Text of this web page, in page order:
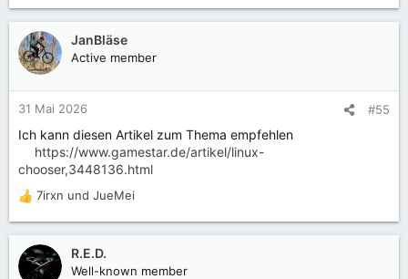
JanBläse
Active member
31 Mai 2026 #55
Ich kann diesen Artikel zum Thema empfehlen
https://www.gamestar.de/artikel/linux-
chooser,3448136.html
R
e
a
k
t
7irxn und JueMei
R.E.D.
Well-known member